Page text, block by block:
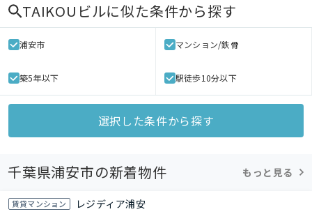
TAIKOUビルに似た条件から探す
浦安市 マンション/鉄骨
築5年以下 駅徒歩10分以下
選択した条件から探す
千葉県浦安市の新着物件 もっと見る
賃貸マンション レジディア浦安